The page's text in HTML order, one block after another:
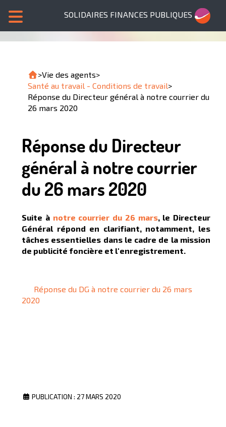
SOLIDAIRES FINANCES PUBLIQUES
>Vie des agents>
Santé au travail - Conditions de travail>
Réponse du Directeur général à notre courrier du
26 mars 2020
Réponse du Directeur
général à notre courrier
du 26 mars 2020
Suite à notre courrier du 26 mars, le Directeur
Général répond en clarifiant, notamment, les
tâches essentielles dans le cadre de la mission
de publicité foncière et l'enregistrement.
Réponse du DG à notre courrier du 26 mars
2020
PUBLICATION : 27 MARS 2020